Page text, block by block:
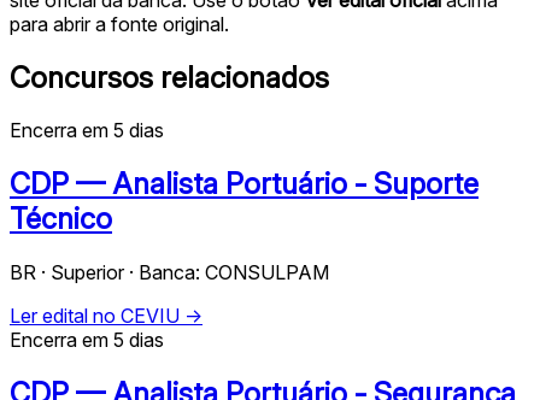
para abrir a fonte original.
Concursos relacionados
Encerra em 5 dias
CDP — Analista Portuário - Suporte
Técnico
BR · Superior · Banca: CONSULPAM
Ler edital no CEVIU →
Encerra em 5 dias